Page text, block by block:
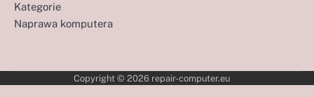
Kategorie
Naprawa komputera
Copyright © 2026 repair-computer.eu